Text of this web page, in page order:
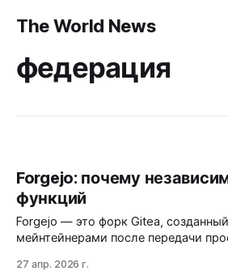
The World News
федерация
Forgejo: почему
функций
Forgejo — это форк Gitea,
мейнтейнерами после передачи
гарантированную независимость от
27 апр. 2026 г.